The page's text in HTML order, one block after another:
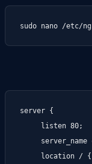
sudo nano /etc/
server {
     listen 80;
server_name
     location / {